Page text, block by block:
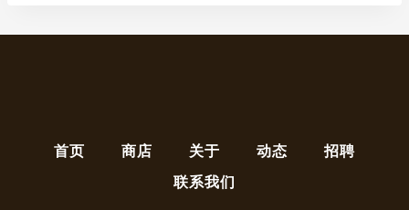
首页 商店 关于 动态 招聘
联系我们